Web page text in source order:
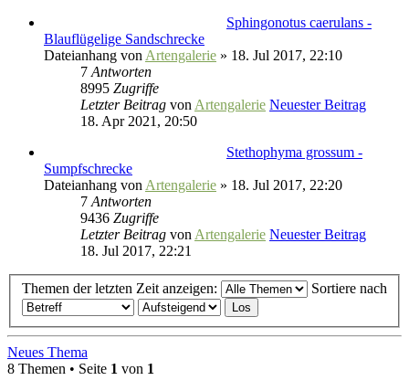
Sphingonotus caerulans -
Blauflügelige Sandschrecke
Dateianhang von Artengalerie » 18. Jul 2017, 22:10
7 Antworten
8995 Zugriffe
Letzter Beitrag von Artengalerie Neuester Beitrag
18. Apr 2021, 20:50
Stethophyma grossum -
Sumpfschrecke
Dateianhang von Artengalerie » 18. Jul 2017, 22:20
7 Antworten
9436 Zugriffe
Letzter Beitrag von Artengalerie Neuester Beitrag
18. Jul 2017, 22:21
Themen der letzten Zeit anzeigen: Sortiere nach
Neues Thema
8 Themen • Seite 1 von 1